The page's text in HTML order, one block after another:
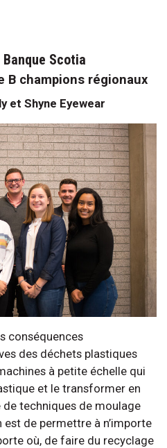
Scotia
B champions régionaux
et Shyne Eyewear
conséquences
des déchets plastiques
à petite échelle qui
et le transformer en
de techniques de moulage
de permettre à n’importe
où, de faire du recyclage